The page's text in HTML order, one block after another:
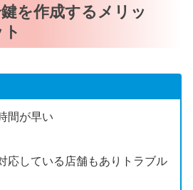
を作成するメリッ
間が早い
応している店舗もありトラブル